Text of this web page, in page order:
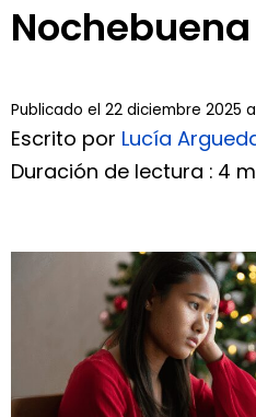
Publicado el 22 diciembre 2025 a
Escrito por Lucía
Duración de lectura : 4